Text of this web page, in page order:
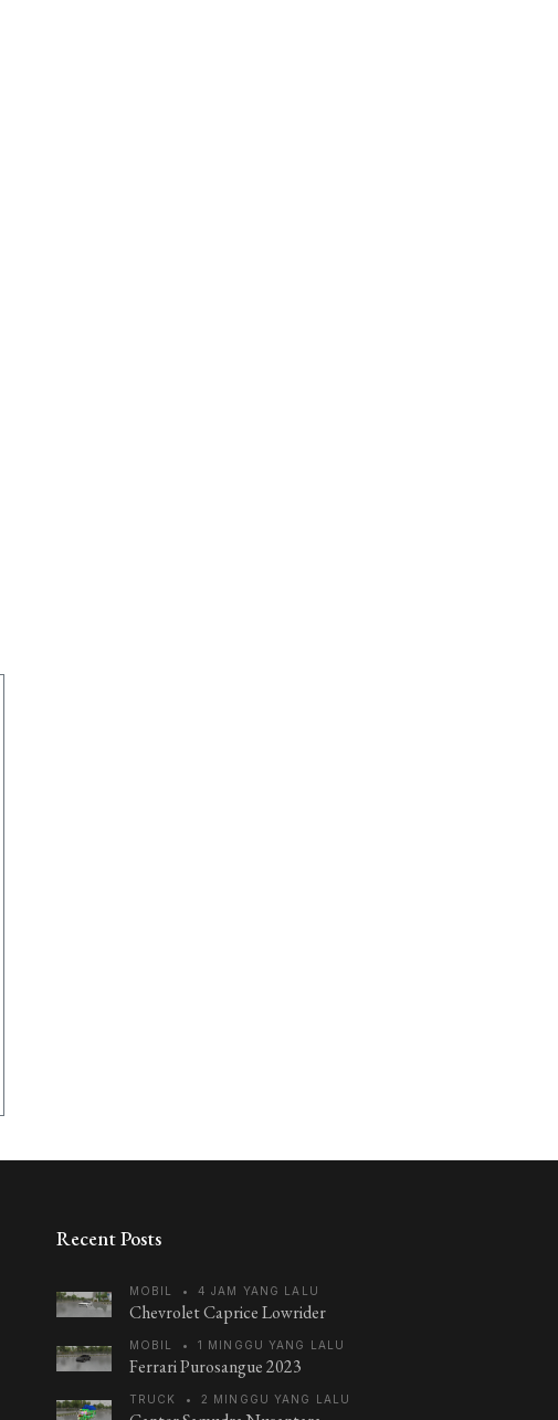
Recent Posts
MOBIL • 4 JAM YANG LALU
Chevrolet Caprice Lowrider
MOBIL • 1 MINGGU YANG LALU
Ferrari Purosangue 2023
TRUCK • 2 MINGGU YANG LALU